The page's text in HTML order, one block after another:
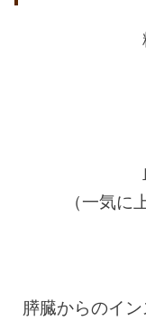
（一気に
膵臓からのイ